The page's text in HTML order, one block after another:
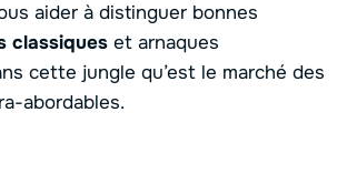
aider à distinguer bonnes
classiques et arnaques
cette jungle qu’est le marché des
abordables.